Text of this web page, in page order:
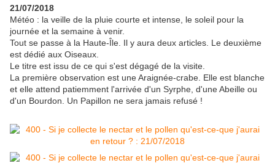
21/07/2018
Météo : la veille de la pluie courte et intense, le soleil pour la
journée et la semaine à venir.
Tout se passe à la Haute-Île. Il y aura deux articles. Le deuxième
est dédié aux Oiseaux.
Le titre est issu de ce qui s'est dégagé de la visite.
La première observation est une Araignée-crabe. Elle est blanche
et elle attend patiemment l'arrivée d'un Syrphe, d'une Abeille ou
d'un Bourdon. Un Papillon ne sera jamais refusé !